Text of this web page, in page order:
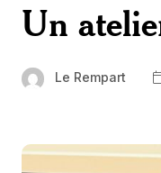
Un
Le Rempart